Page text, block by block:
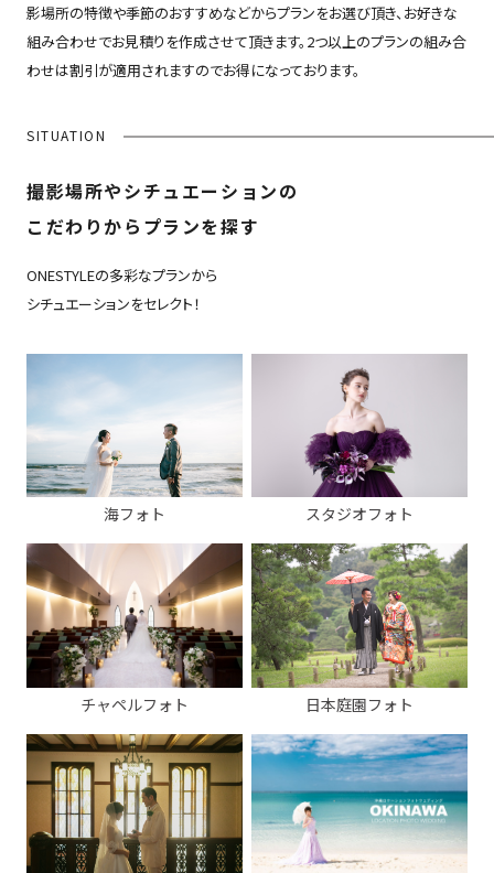
影場所の特徴や季節のおすすめなどからプランをお選び頂き、お好きな
組み合わせでお見積りを作成させて頂きます。2つ以上のプランの組み合
わせは割引が適用されますのでお得になっております。
SITUATION
撮影場所やシチュエーションの
こだわりからプランを探す
ONESTYLEの多彩なプランから
シチュエーションをセレクト！
海フォト スタジオフォト
チャペルフォト 日本庭園フォト